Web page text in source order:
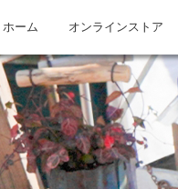
ホーム オンラインストア